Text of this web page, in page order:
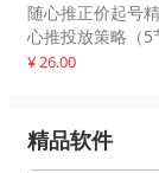
随心推正价起号
心推投放策略（5
298）
¥ 26.00
精品软件